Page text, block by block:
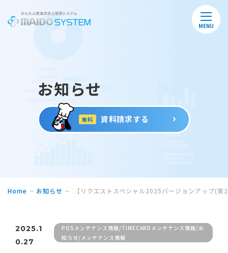
MENU
お知らせ
無料 資料請求する
Home お知らせ 【リクエストスペシャル2025バージョンアップ(
2025.1
0.27
POSメンテナンス情報/TIMECARDメンテナンス情報/お
知らせ/メンテナンス情報